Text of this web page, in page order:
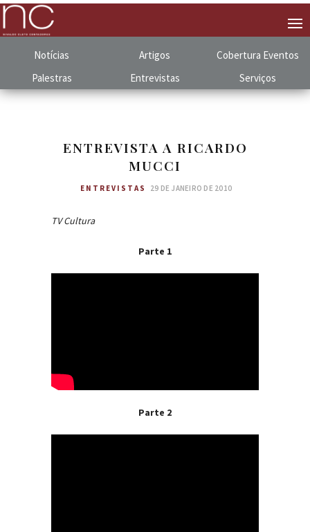
Notícias Artigos Cobertura Eventos
Palestras
Entrevistas Serviços
ENTREVISTA A RICARDO
MUCCI
ENTREVISTAS 29 DE JANEIRO DE 2010
TV Cultura
Parte 1
Parte 2